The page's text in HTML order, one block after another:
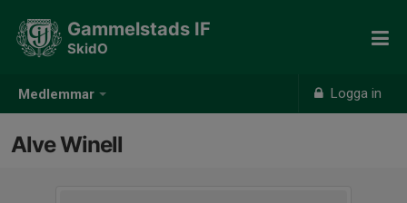
Medlemmar Logga in
Gammelstads IF
SkidO
Alve Winell